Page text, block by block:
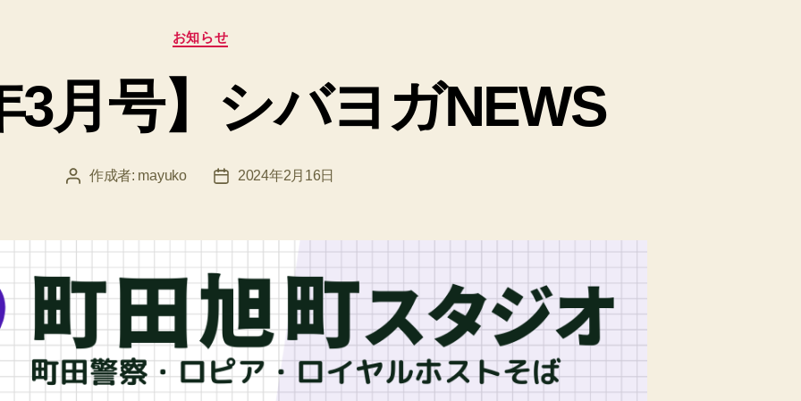
カ
テ
お知らせ
3月号】シバヨガNEWS
投 作成者: mayuko
投
2024年2月16日